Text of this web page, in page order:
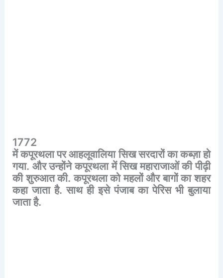
1772
मेंकपूरथलापरआहलूवालियासिखसरदारोंकाकब्ज़ाहो
गया. और उन्होंने कपूरथला में सिख महाराजाओं की पीढ़ी
की शुरुआत की.कपूरथला को महलों और बागों का शहर
कहा जाता है.साथ ही इसे पंजाब का पेरिस भी बुलाया
जाताहै.